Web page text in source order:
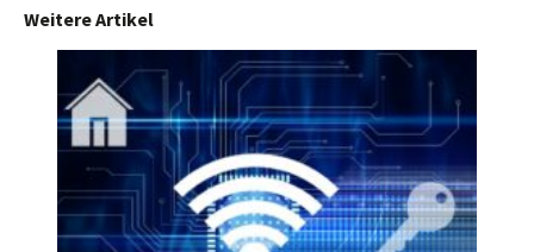
Weitere Artikel